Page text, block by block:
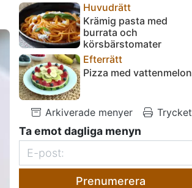
Huvudrätt
Krämig pasta med
burrata och
körsbärstomater
Efterrätt
Pizza med vattenmelon
Arkiverade menyer Trycket
Ta emot dagliga menyn
Prenumerera